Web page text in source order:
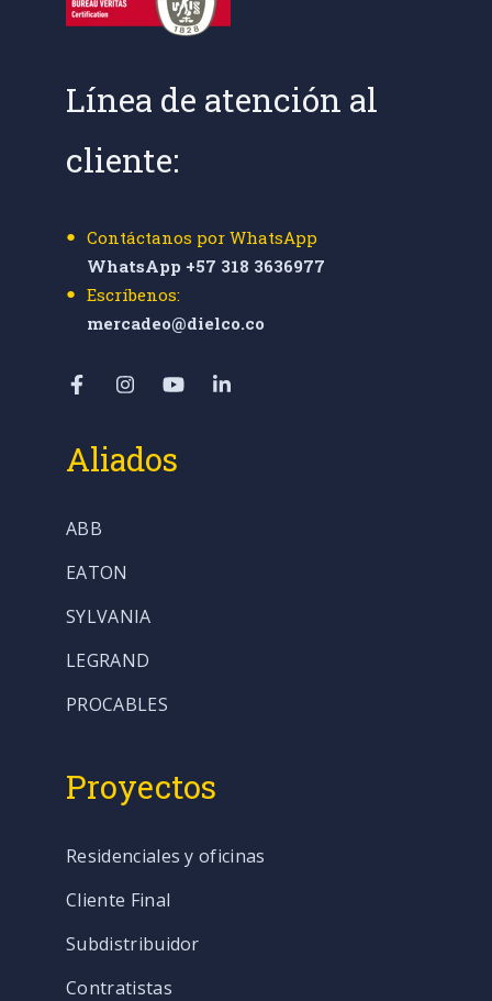
Línea de atención al
cliente:
Contáctanos por WhatsApp
WhatsApp +57 318 3636977
Escríbenos:
mercadeo@dielco.co
Aliados
ABB
EATON
SYLVANIA
LEGRAND
PROCABLES
Proyectos
Residenciales y oficinas
Cliente Final
Subdistribuidor
Contratistas